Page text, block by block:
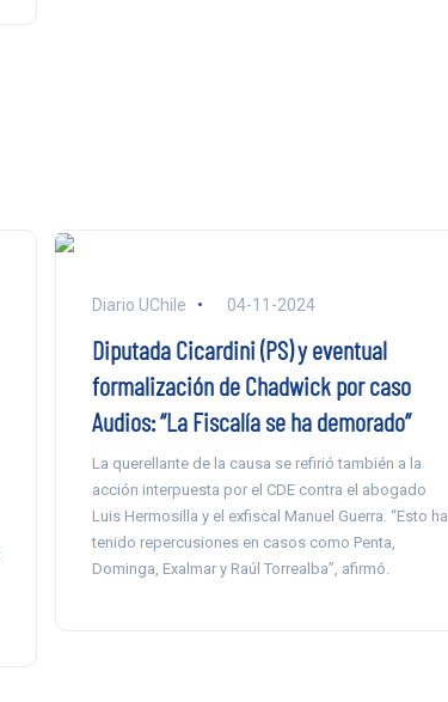
Diario UChile 04-11-2024
Diputada Cicardini (PS) y eventual
formalización de Chadwick por caso
Audios: “La Fiscalía se ha demorado”
La querellante de la causa se refirió también a la
acción interpuesta por el CDE contra el abogado
Luis Hermosilla y el exfiscal Manuel Guerra. “Esto ha
tenido repercusiones en casos como Penta,
Dominga, Exalmar y Raúl Torrealba”, afirmó.